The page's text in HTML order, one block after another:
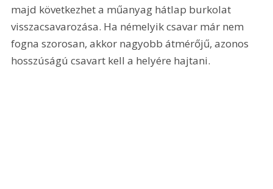
majd következhet a műanyag hátlap burkolat
visszacsavarozása. Ha némelyik csavar már nem
fogna szorosan, akkor nagyobb átmérőjű, azonos
hosszúságú csavart kell a helyére hajtani.